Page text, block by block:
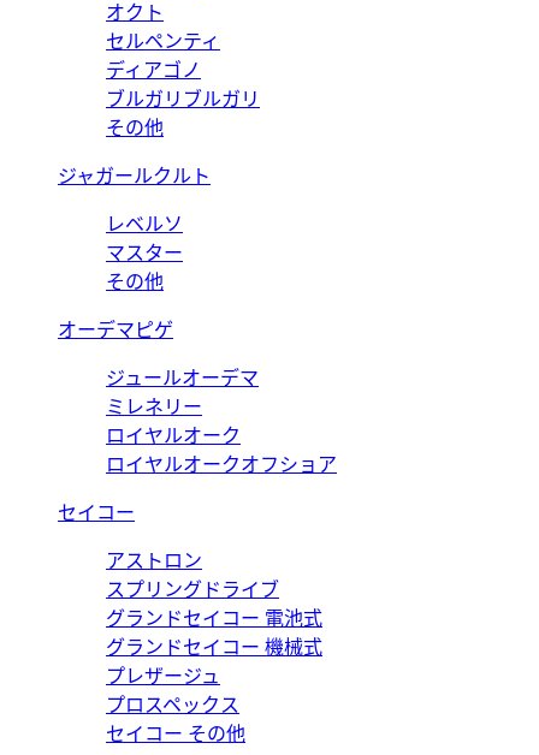
オクト
セルペンティ
ディアゴノ
ブルガリブルガリ
その他
ジャガールクルト
レベルソ
マスター
その他
オーデマピゲ
ジュールオーデマ
ミレネリー
ロイヤルオーク
ロイヤルオークオフショア
セイコー
アストロン
スプリングドライブ
グランドセイコー 電池式
グランドセイコー 機械式
プレザージュ
プロスペックス
セイコー その他